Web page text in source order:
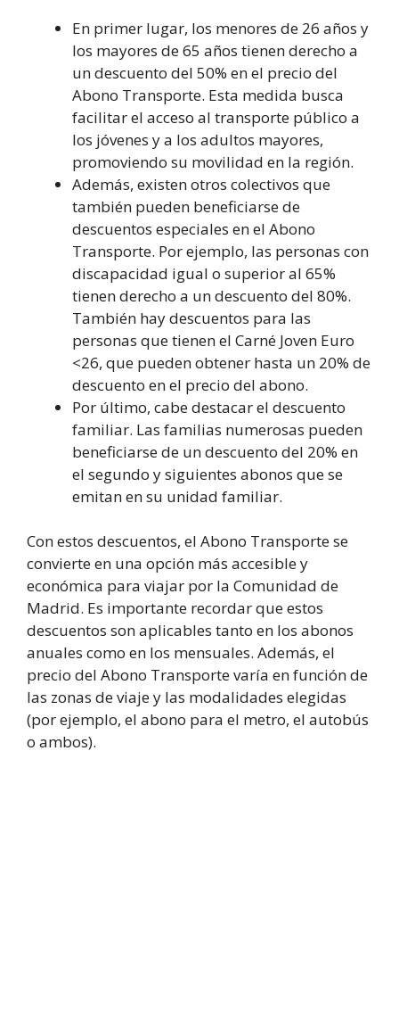
En primer lugar, los menores de 26 años y
los mayores de 65 años tienen derecho a
un descuento del 50% en el precio del
Abono Transporte. Esta medida busca
facilitar el acceso al transporte público a
los jóvenes y a los adultos mayores,
promoviendo su movilidad en la región.
Además, existen otros colectivos que
también pueden beneficiarse de
descuentos especiales en el Abono
Transporte. Por ejemplo, las personas con
discapacidad igual o superior al 65%
tienen derecho a un descuento del 80%.
También hay descuentos para las
personas que tienen el Carné Joven Euro
<26, que pueden obtener hasta un 20% de
descuento en el precio del abono.
Por último, cabe destacar el descuento
familiar. Las familias numerosas pueden
beneficiarse de un descuento del 20% en
el segundo y siguientes abonos que se
emitan en su unidad familiar.
Con estos descuentos, el Abono Transporte se
convierte en una opción más accesible y
económica para viajar por la Comunidad de
Madrid. Es importante recordar que estos
descuentos son aplicables tanto en los abonos
anuales como en los mensuales. Además, el
precio del Abono Transporte varía en función de
las zonas de viaje y las modalidades elegidas
(por ejemplo, el abono para el metro, el autobús
o ambos).